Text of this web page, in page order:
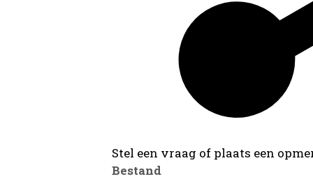
Stel een vraag of plaats een
Bestand